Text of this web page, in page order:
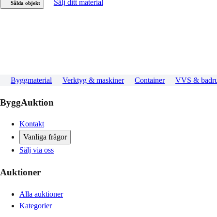
Sålda objekt Sälj ditt material
Byggmaterial Verktyg & maskiner Container VVS &
ByggAuktion
Kontakt
Vanliga frågor
Sälj via oss
Auktioner
Alla auktioner
Kategorier